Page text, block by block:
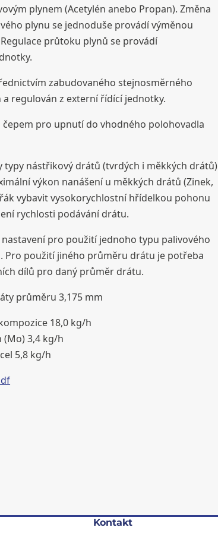
plynem (Acetylén anebo Propan). Změna
plynu se jednoduše provádí výměnou
průtoku plynů se provádí
zabudovaného stejnosměrného
regulován z externí řídící jednotky.
čepem pro upnutí do vhodného polohovadla
typy nástřikový drátů (tvrdých i měkkých drátů)
výkon nanášení u měkkých drátů (Zinek,
vybavit vysokorychlostní hřídelkou pohonu
rychlosti podávání drátu.
pro použití jednoho typu palivového
Pro použití jiného průměru drátu je potřeba
dílů pro daný průměr drátu.
průměru 3,175 mm
18,0 kg/h
(Mo) 3,4 kg/h
5,8 kg/h
Kontakt